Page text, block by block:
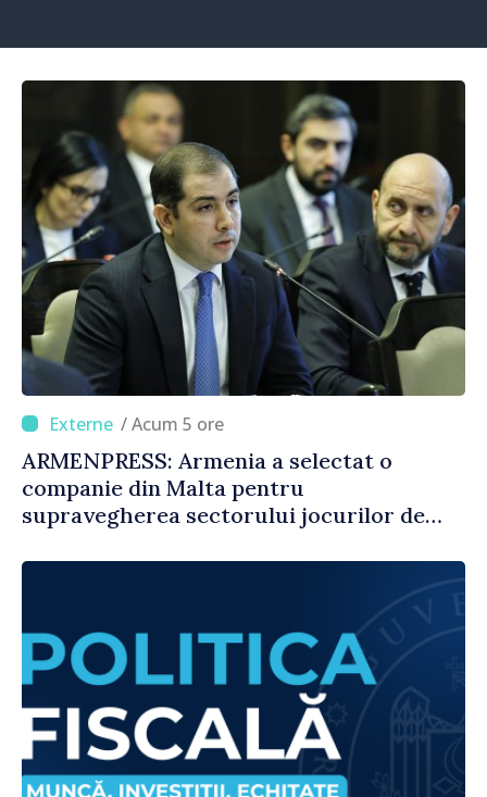
/ Acum 5 ore
ARMENPRESS: Armenia a selectat o
companie din Malta pentru
supravegherea sectorului jocurilor de